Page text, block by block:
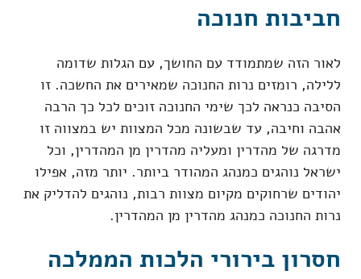
חביבות חנוכה
לאור הזה שמתמודד עם החושך, עם הגלות שדומה
ללילה, רומזים נרות החנוכה שמאירים את החשכה. זו
הסיבה כנראה לכך שימי החנוכה זוכים לכל כך הרבה
אהבה וחיבה, עד שבשונה מכל המצוות יש במצווה זו
מדרגה של מהדרין ומעליה מהדרין מן המהדרין, וכל
ישראל נוהגים כמנהג המהודר ביותר. יותר מזה, אפילו
יהודים שרחוקים מקיום מצוות רבות, נוהגים להדליק את
נרות החנוכה כמנהג מהדרין מן המהדרין.
חסרון בירורי הלכות הממלכה